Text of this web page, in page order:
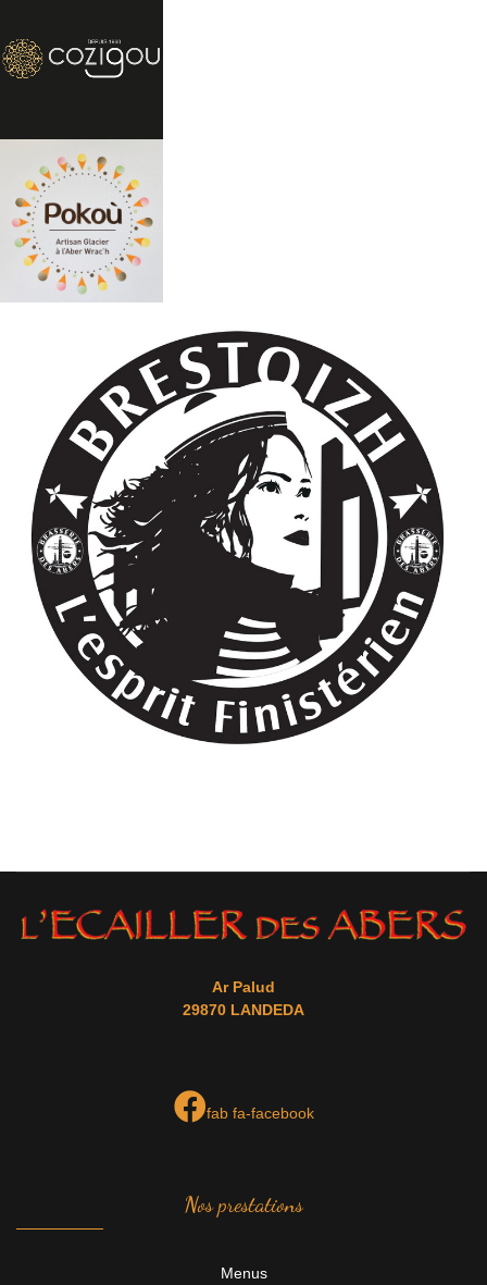
Ar Palud
29870 LANDEDA
fab fa-facebook
Nos prestations
Menus